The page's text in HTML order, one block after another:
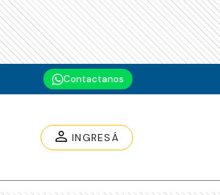
Contactanos
INGRESÁ